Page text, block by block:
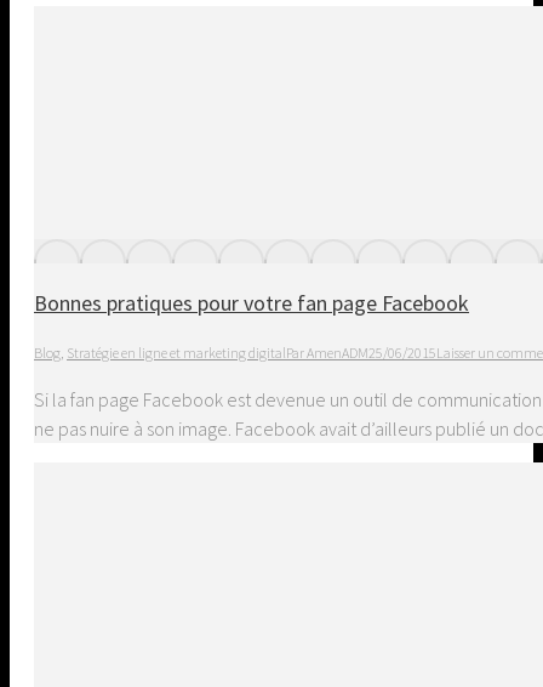
Bonnes pratiques pour votre fan page Facebook
Blog Stratégie en ligne et marketing digitalParAmenADM25/06/2015Laisser un
Si la fan page Facebook est devenue un outil de
ne pas nuire à son image. Facebook avait d’ailleurs publié un